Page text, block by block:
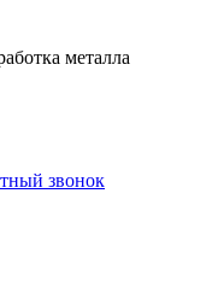
металла
звонок